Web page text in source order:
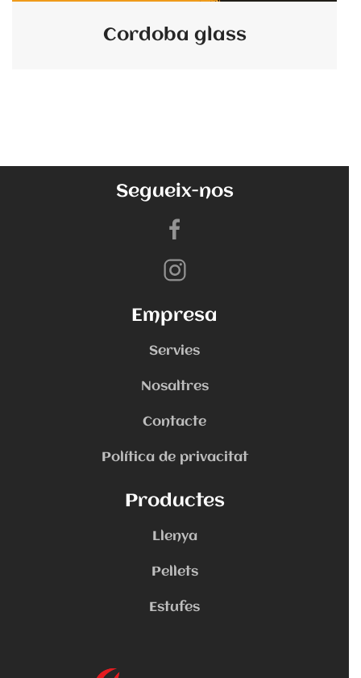
Cordoba glass
Segueix-nos
Empresa
Servies
Nosaltres
Contacte
Política de privacitat
Productes
Llenya
Pellets
Estufes